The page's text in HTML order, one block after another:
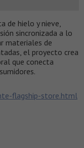
de hielo y nieve,
sincronizada a lo
materiales de
el proyecto crea
que conecta
flagship-store.html